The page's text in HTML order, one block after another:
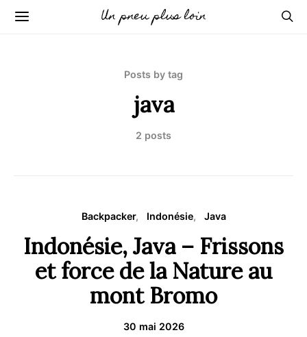
Un pneu plus loin
Posts by tag
java
2 posts
Backpacker Indonésie Java
Indonésie, Java – Frissons
et force de la Nature au
mont Bromo
30 mai 2026